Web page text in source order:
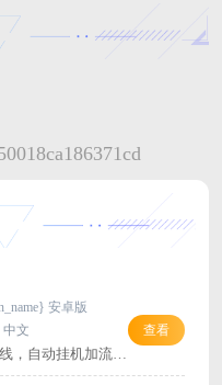
安卓版
中文
，自动挂机加流派
查看